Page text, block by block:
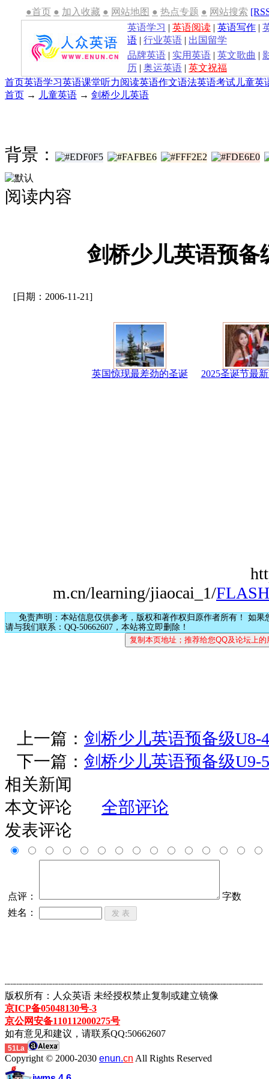
●首页 ● 加入收藏 ● 网站地图 ● 热点专题 ● 网站搜索
英语学习 | 英语阅读 | 英语写作 |
语 | 行业英语 | 出国留学
品牌英语 | 实用英语 | 英文歌曲 |
历 | 奥运英语 | 英文祝福
首页英语学习英语课堂听力阅读英语作文语法英语考试 儿童英
首页 → 儿童英语 → 剑桥少儿英语
背景：
阅读内容
剑桥少儿英语预备
[日期：2006-11-21]
英国惊现最差劲的圣诞 2025圣诞节最
m.cn/learning/jiaocai_1/FLASH
免责声明：本站信息仅供参考，版权和著作权归原作者所有！ 如果
请与我们联系：QQ-50662607，本站将立即删除！
上一篇： 剑桥少儿英语预备级U8-4
下一篇： 剑桥少儿英语预备级U9-
相关新闻
本文评论
全部评论
发表评论
点评：
字数
姓名：
┈┈┈┈┈┈┈┈┈┈┈┈┈┈┈┈┈┈┈┈┈┈┈┈┈┈┈┈┈┈┈┈┈┈┈┈┈┈┈┈┈┈┈
版权所有：人众英语 未经授权禁止复制或建立镜像
京ICP备05048130号-3
京公网安备110112000275号
如有意见和建议，请联系QQ:50662607
51La
Copyright © 2000-2030 enun.cn All Rights Reserved